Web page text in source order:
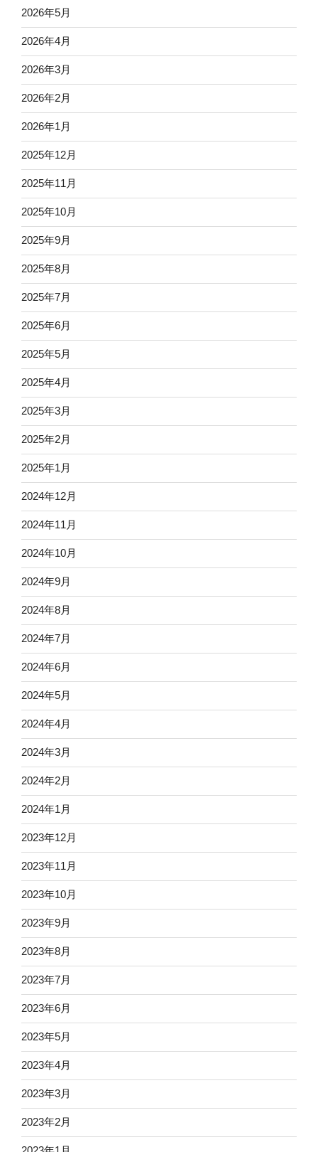
2026年5月
2026年4月
2026年3月
2026年2月
2026年1月
2025年12月
2025年11月
2025年10月
2025年9月
2025年8月
2025年7月
2025年6月
2025年5月
2025年4月
2025年3月
2025年2月
2025年1月
2024年12月
2024年11月
2024年10月
2024年9月
2024年8月
2024年7月
2024年6月
2024年5月
2024年4月
2024年3月
2024年2月
2024年1月
2023年12月
2023年11月
2023年10月
2023年9月
2023年8月
2023年7月
2023年6月
2023年5月
2023年4月
2023年3月
2023年2月